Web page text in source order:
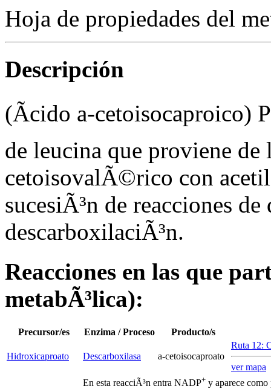
Hoja de propiedades del
Descripción
(Ãcido a-cetoisocaproico)
de leucina que proviene
cetoisovalÃ©rico con
sucesiÃ³n de reacciones
descarboxilaciÃ³n.
Reacciones en las que
metabÃ³lica):
Precursor/es Enzima / Proceso Producto/s
Hidroxicaproato Descarboxilasa a-cetoisocaproato
Ruta 12:
ver mapa
En esta reacciÃ³n entra NADP+ y aparece